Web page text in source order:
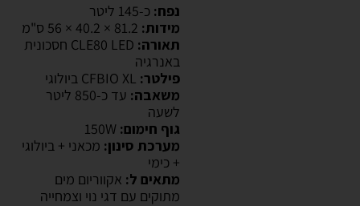
נפח: כ-145 ליטר
מידות:
תאורה:
CLE80 LED חסכונית
באנרגיה
פילטר:
משאבה:
עד כ-850 ליטר
לשעה
גוף חימום:
מערכת סינון: מכאני + ביולוגי
+ כימי
מתאים ל: אקווריום מים
מתוקים עם דגי נוי וצמחייה